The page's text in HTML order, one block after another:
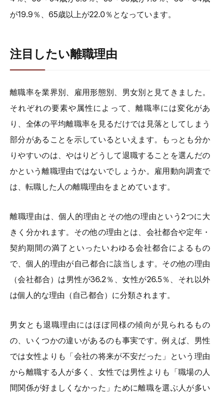
が19.9％、65歳以上が22.0％となっています。
注目したい離職理由
離職率を業界別、雇用形態別、男女別と見てきました。
それぞれの要素や属性によって、離職率には変化があ
り、全体の平均離職率を見るだけでは見落としてしまう
部分があることを示しているといえます。もっとも分か
りやすいのは、やはりどうして退職することを選んだの
かという離職理由ではないでしょうか。雇用動向調査で
は、転職した人の離職理由をまとめています。
離職理由は、個人的理由とその他の理由という2つに大
きく分かれます。その他の理由とは、会社都合や定年・
契約期間の満了といったいわゆる会社都合によるもの
で、個人的理由が自己都合に該当します。その他の理由
（会社都合）は男性が36.2％、女性が26.5％、それ以外
は個人的な理由（自己都合）に分類されます。
男女とも退職理由にはほぼ同様の傾向が見られるもの
の、いくつかの違いがあるのも事実です。例えば、男性
では女性よりも「会社の将来が不安だった」という理由
から離職する人が多く、女性では男性よりも「職場の人
間関係が好ましくなかった」ために離職を選ぶ人が多い